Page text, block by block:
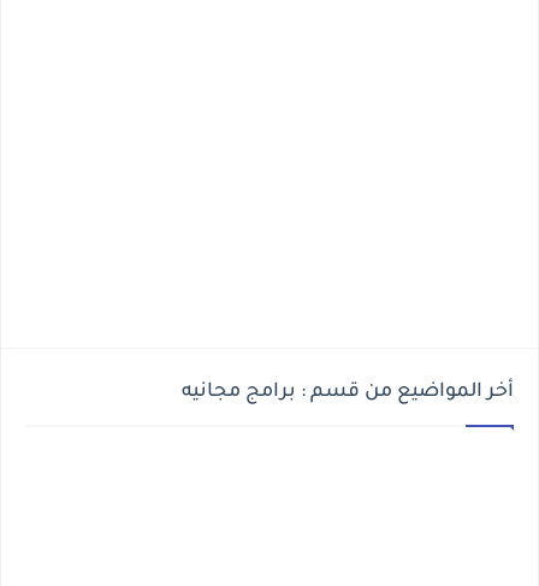
أخر المواضيع من قسم : برامج مجانيه